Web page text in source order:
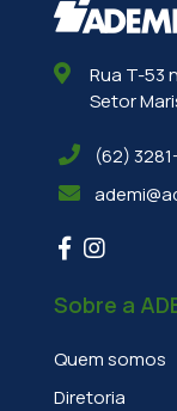
Rua T-53
Setor
(62)
Sobre a
Quem somos
Diretoria